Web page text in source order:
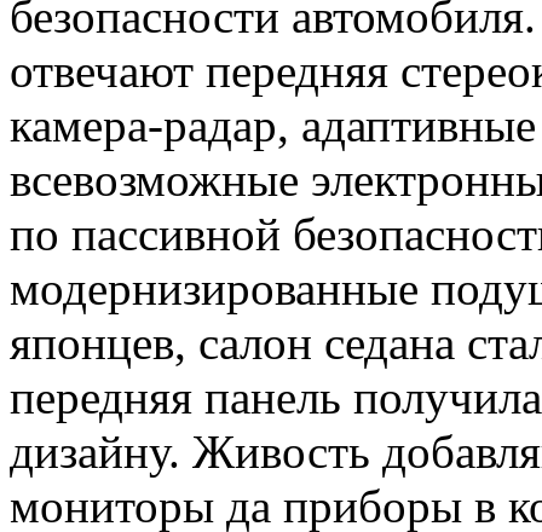
безопасности
отвечают передняя
камера-радар,
всевозможные
по пассивной
модернизированные
японцев, салон седана
передняя панель
дизайну. Живость
мониторы да приборы в